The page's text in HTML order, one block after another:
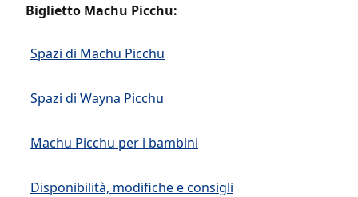
Biglietto Machu Picchu:
Spazi di Machu Picchu
Spazi di Wayna Picchu
Machu Picchu per i bambini
Disponibilità, modifiche e consigli